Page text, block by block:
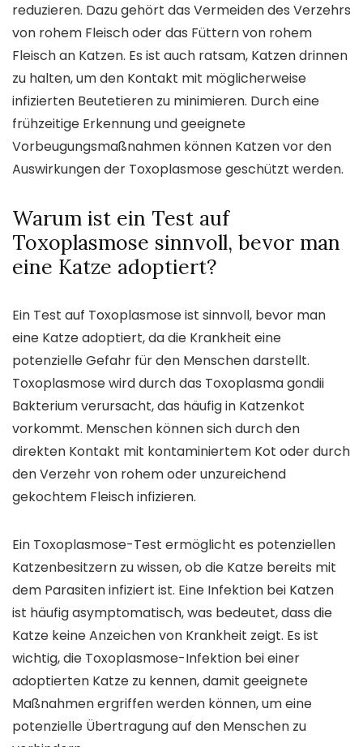
reduzieren. Dazu gehört das Vermeiden des Verzehrs
von rohem Fleisch oder das Füttern von rohem
Fleisch an Katzen. Es ist auch ratsam, Katzen drinnen
zu halten, um den Kontakt mit möglicherweise
infizierten Beutetieren zu minimieren. Durch eine
frühzeitige Erkennung und geeignete
Vorbeugungsmaßnahmen können Katzen vor den
Auswirkungen der Toxoplasmose geschützt werden.
Warum ist ein Test auf
Toxoplasmose sinnvoll, bevor man
eine Katze adoptiert?
Ein Test auf Toxoplasmose ist sinnvoll, bevor man
eine Katze adoptiert, da die Krankheit eine
potenzielle Gefahr für den Menschen darstellt.
Toxoplasmose wird durch das Toxoplasma gondii
Bakterium verursacht, das häufig in Katzenkot
vorkommt. Menschen können sich durch den
direkten Kontakt mit kontaminiertem Kot oder durch
den Verzehr von rohem oder unzureichend
gekochtem Fleisch infizieren.
Ein Toxoplasmose-Test ermöglicht es potenziellen
Katzenbesitzern zu wissen, ob die Katze bereits mit
dem Parasiten infiziert ist. Eine Infektion bei Katzen
ist häufig asymptomatisch, was bedeutet, dass die
Katze keine Anzeichen von Krankheit zeigt. Es ist
wichtig, die Toxoplasmose-Infektion bei einer
adoptierten Katze zu kennen, damit geeignete
Maßnahmen ergriffen werden können, um eine
potenzielle Übertragung auf den Menschen zu